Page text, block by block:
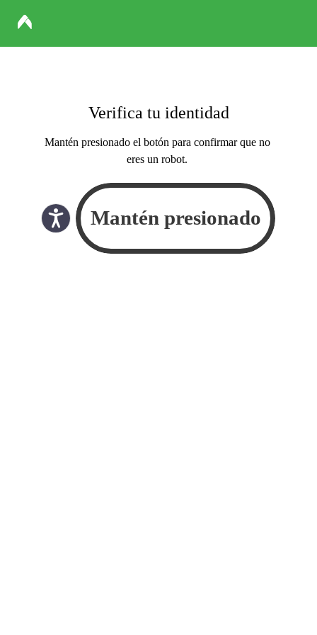
Verifica tu identidad
Mantén presionado el botón para confirmar que no
eres un robot.